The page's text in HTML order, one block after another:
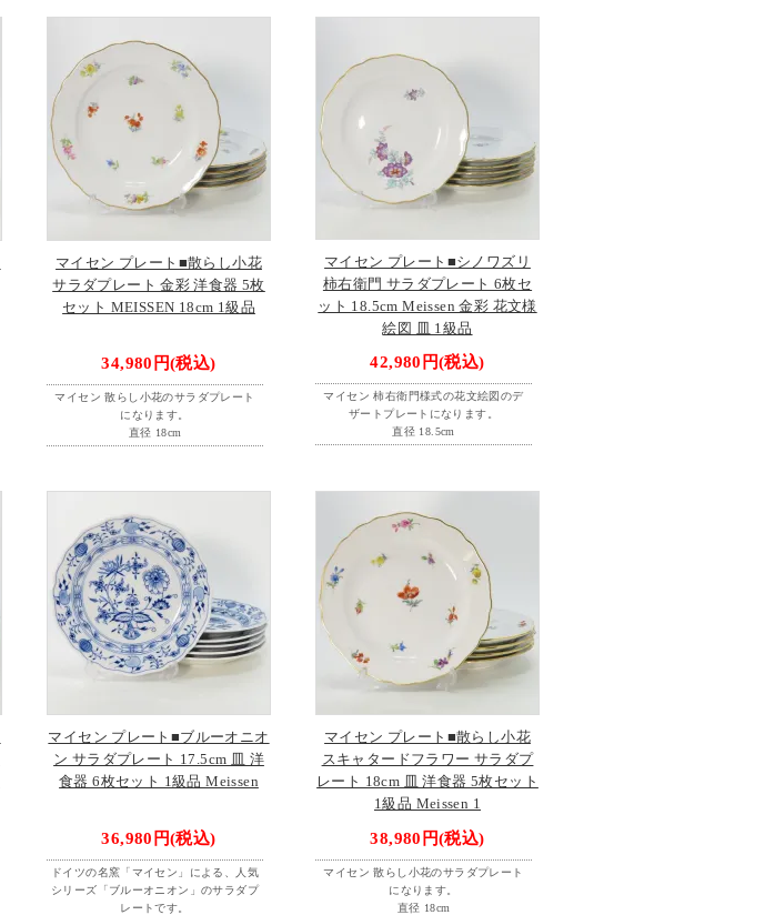
マイセン プレート■散らし小花
サラダプレート 金彩 洋食器 5枚
セット MEISSEN 18cm 1級品
34,980円(税込)
マイセン 散らし小花のサラダプレート
になります。
直径 18cm
マイセン プレート■シノワズリ
柿右衛門 サラダプレート 6枚セ
ット 18.5cm Meissen 金彩 花文様
絵図 皿 1級品
42,980円(税込)
マイセン 柿右衛門様式の花文絵図のデ
ザートプレートになります。
直径 18.5cm
マイセン プレート■ブルーオニオ
ン サラダプレート 17.5cm 皿 洋
食器 6枚セット 1級品 Meissen
36,980円(税込)
ドイツの名窯「マイセン」による、人気
シリーズ「ブルーオニオン」のサラダプ
レートです。
マイセン プレート■散らし小花
スキャタードフラワー サラダプ
レート 18cm 皿 洋食器 5枚セット
1級品 Meissen 1
38,980円(税込)
マイセン 散らし小花のサラダプレート
になります。
直径 18cm